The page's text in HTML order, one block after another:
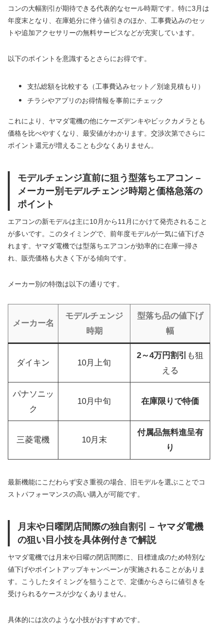
コンの大幅割引が期待できる代表的なセール時期です。特に3月は
年度末となり、在庫処分に伴う値引きのほか、工事費込みのセッ
トや追加アクセサリーの無料サービスなどが充実しています。
以下のポイントを意識するとさらにお得です。
支払総額を比較する（工事費込みセット／別途見積もり）
チラシやアプリのお得情報を事前にチェック
これにより、ヤマダ電機の他にケーズデンキやビックカメラとも
価格を比べやすくなり、最安値がわかります。交渉次第でさらに
ポイント還元が増えることも少なくありません。
モデルチェンジ直前に狙う型落ちエアコン –
メーカー別モデルチェンジ時期と価格急落の
ポイント
エアコンの新モデルは主に10月から11月にかけて発売されること
が多いです。このタイミングで、前年度モデルが一気に値下げさ
れます。ヤマダ電機では型落ちエアコンが効率的に在庫一掃さ
れ、販売価格も大きく下がる傾向です。
メーカー別の特徴は以下の通りです。
メーカー名
モデルチェンジ
時期
型落ち品の値下げ
幅
ダイキン 10月上旬
2～4万円割引 も狙
える
パナソニッ
ク
10月中旬 在庫限りで特価
三菱電機 10月末
付属品無料進呈有
り
最新機能にこだわらず安さ重視の場合、旧モデルを選ぶことでコ
ストパフォーマンスの高い購入が可能です。
月末や日曜閉店間際の独自割引 – ヤマダ電機
の狙い目小技を具体例付きで解説
ヤマダ電機では月末や日曜の閉店間際に、目標達成のため特別な
値下げやポイントアップキャンペーンが実施されることがありま
す。こうしたタイミングを狙うことで、定価からさらに値引きを
受けられるケースが少なくありません。
具体的には次のような小技がおすすめです。